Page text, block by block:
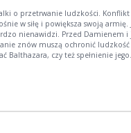
o przetrwanie ludzkości. Konflikt
w siłę i powiększa swoją armię.
nienawidzi. Przed Damienem i
przed